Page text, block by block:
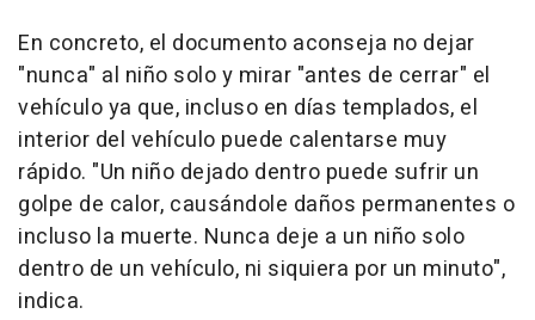
En concreto, el documento aconseja no dejar
"nunca" al niño solo y mirar "antes de cerrar" el
vehículo ya que, incluso en días templados, el
interior del vehículo puede calentarse muy
rápido. "Un niño dejado dentro puede sufrir un
golpe de calor, causándole daños permanentes o
incluso la muerte. Nunca deje a un niño solo
dentro de un vehículo, ni siquiera por un minuto",
indica.